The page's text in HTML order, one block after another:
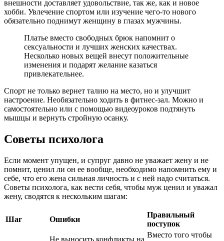
внешности доставляет удовольствие, так же, как и новое
хобби. Увлечение спортом или изучение чего-то нового
обязательно поднимут женщину в глазах мужчины.
Платье вместо свободных брюк напомнит о
сексуальности и лучших женских качествах.
Несколько новых вещей внесут положительные
изменения и подарят желание казаться
привлекательнее.
Спорт не только вернет талию на место, но и улучшит
настроение. Необязательно ходить в фитнес-зал. Можно и
самостоятельно или с помощью видеоуроков подтянуть
мышцы и вернуть стройную осанку.
Советы психолога
Если момент упущен, и супруг давно не уважает жену и не
помнит, ценил ли он ее вообще, необходимо напомнить ему и
себе, что его жена сильная личность и с ней надо считаться.
Советы психолога, как вести себя, чтобы муж ценил и уважал
жену, сводятся к нескольким шагам:
Шаг Ошибки
Правильный
поступок
Не выносить конфликты на
Вместо того чтобы